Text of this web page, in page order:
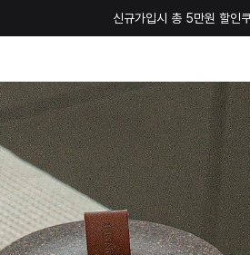
신규가입시 총 5만원 할인